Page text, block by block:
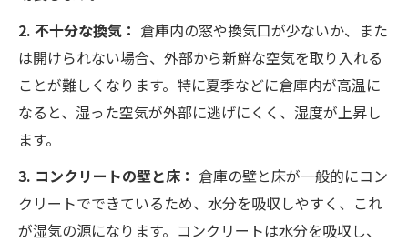
2. 不十分な換気： 倉庫内の窓や換気口が少ないか、また
は開けられない場合、外部から新鮮な空気を取り入れる
ことが難しくなります。特に夏季などに倉庫内が高温に
なると、湿った空気が外部に逃げにくく、湿度が上昇し
ます。
3. コンクリートの壁と床： 倉庫の壁と床が一般的にコン
クリートでできているため、水分を吸収しやすく、これ
が湿気の源になります。コンクリートは水分を吸収し、